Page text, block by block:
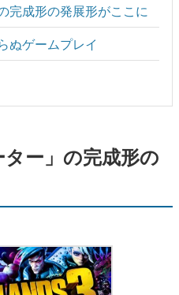
完成形の発展形がここに
ぬゲームプレイ
ター」の完成形の